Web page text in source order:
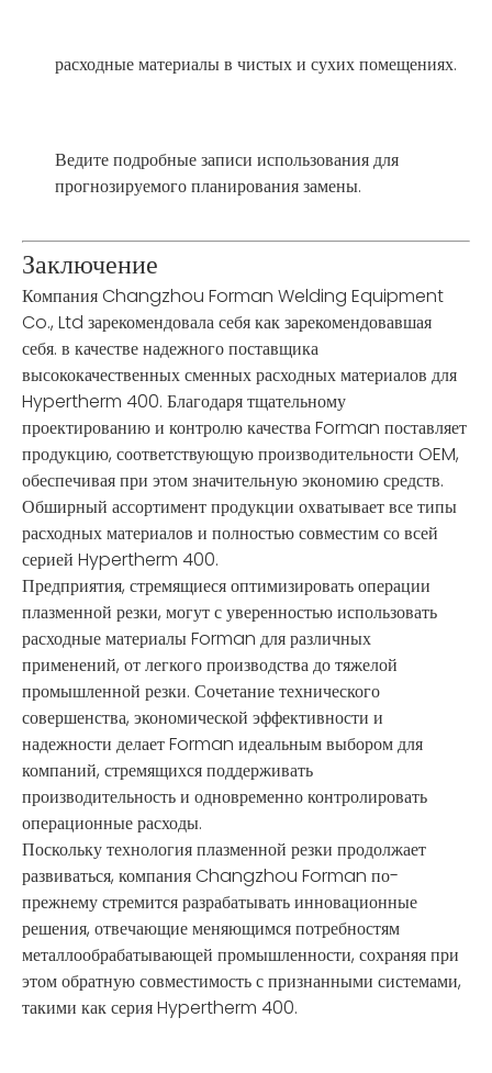
расходные материалы в чистых и сухих помещениях.
Ведите подробные записи использования для
прогнозируемого планирования замены.
Заключение
Компания Changzhou Forman Welding Equipment
Co., Ltd зарекомендовала себя как зарекомендовавшая
себя. в качестве надежного поставщика
высококачественных сменных расходных материалов для
Hypertherm 400. Благодаря тщательному
проектированию и контролю качества Forman поставляет
продукцию, соответствующую производительности OEM,
обеспечивая при этом значительную экономию средств.
Обширный ассортимент продукции охватывает все типы
расходных материалов и полностью совместим со всей
серией Hypertherm 400.
Предприятия, стремящиеся оптимизировать операции
плазменной резки, могут с уверенностью использовать
расходные материалы Forman для различных
применений, от легкого производства до тяжелой
промышленной резки. Сочетание технического
совершенства, экономической эффективности и
надежности делает Forman идеальным выбором для
компаний, стремящихся поддерживать
производительность и одновременно контролировать
операционные расходы.
Поскольку технология плазменной резки продолжает
развиваться, компания Changzhou Forman по-
прежнему стремится разрабатывать инновационные
решения, отвечающие меняющимся потребностям
металлообрабатывающей промышленности, сохраняя при
этом обратную совместимость с признанными системами,
такими как серия Hypertherm 400.